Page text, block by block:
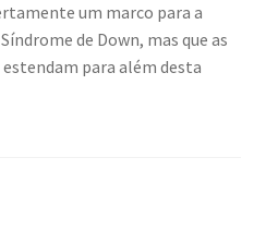
um marco para a
de Down, mas que as
para além desta